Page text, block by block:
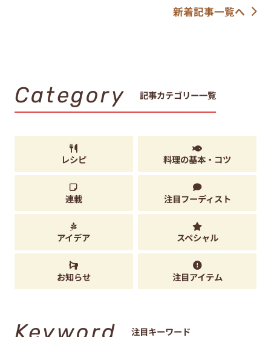
新着記事一覧へ
Category 記事カテゴリー一覧
レシピ 料理の基本・コツ
連載 注目フーディスト
アイデア スペシャル
お知らせ 注目アイテム
Keyword 注目キーワード